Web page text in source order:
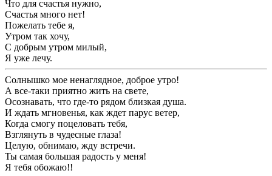
Что для счастья нужно,
Счастья много нет!
Пожелать тебе я,
Утром так хочу,
С добрым утром милый,
Я уже лечу.
Солнышко мое ненаглядное, доброе утро!
А все-таки приятно жить на свете,
Осознавать, что где-то рядом близкая душа.
И ждать мгновенья, как ждет парус ветер,
Когда смогу поцеловать тебя,
Взглянуть в чудесные глаза!
Целую, обнимаю, жду встречи.
Ты самая большая радость у меня!
Я тебя обожаю!!